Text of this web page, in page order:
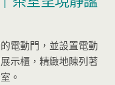
電動門，並設置電動
示櫃，精緻地陳列著
。